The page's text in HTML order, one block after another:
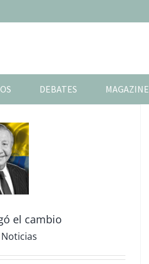
DEBATES MAGAZINE
el cambio
Noticias